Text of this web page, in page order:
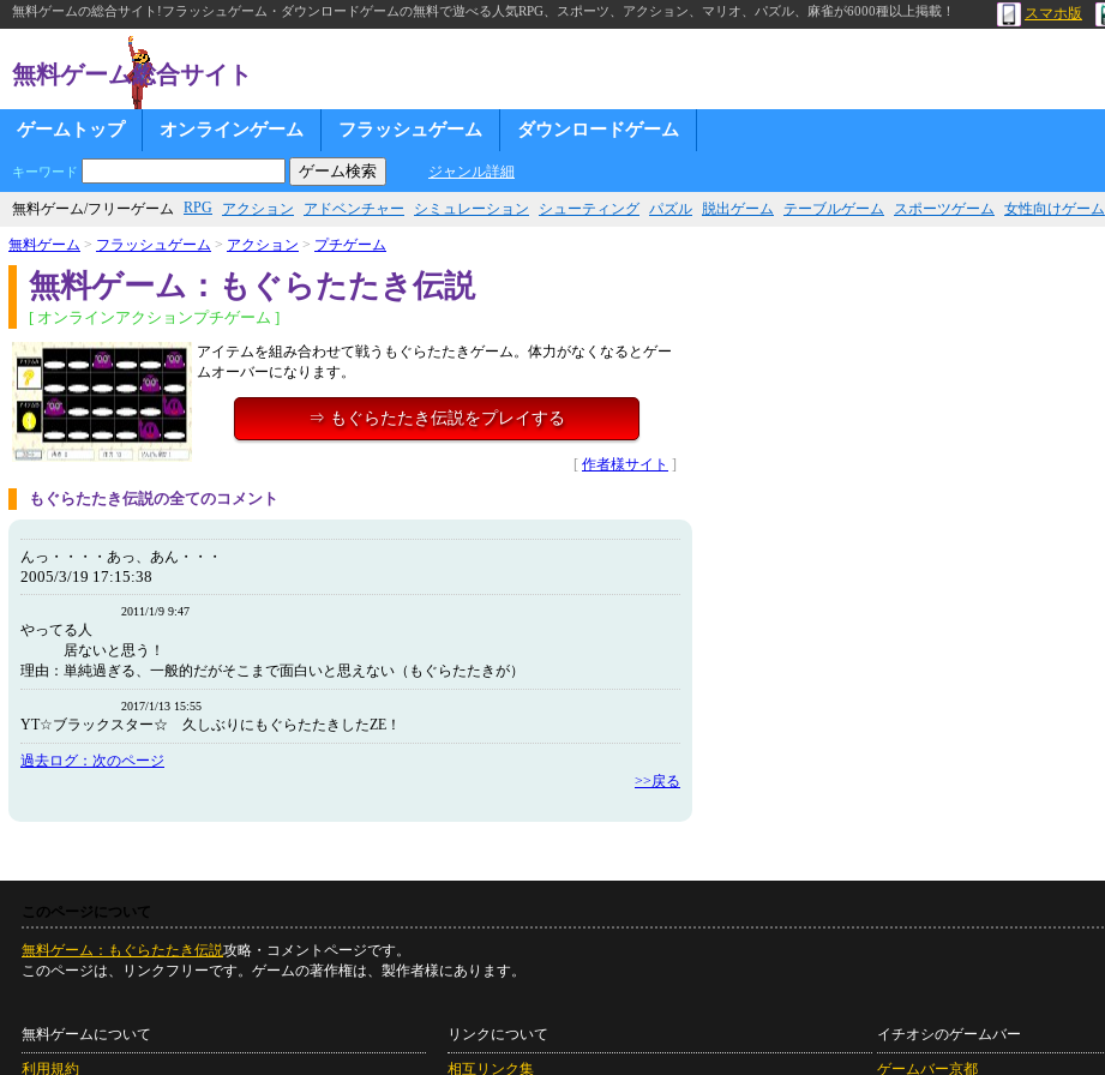
無料ゲームの総合サイト!フラッシュゲーム・ダウンロードゲームの無料で遊べる人気RPG、スポーツ、アクション、マリオ、パズル、麻雀が6000種以上掲載！ スマホ版
無料ゲーム総合サイト
ゲームトップ オンラインゲーム フラッシュゲーム ダウンロードゲーム
キーワード ジャンル詳細
無料ゲーム/フリーゲーム RPG アクション アドベンチャー シミュレーション シューティング パズル 脱出ゲーム テーブルゲーム スポーツゲーム 女性向けゲーム
無料ゲーム > フラッシュゲーム > アクション > プチゲーム
無料ゲーム：もぐらたたき伝説
[ オンラインアクションプチゲーム ]
アイテムを組み合わせて戦うもぐらたたきゲーム。体力がなくなるとゲー
ムオーバーになります。
⇒ もぐらたたき伝説をプレイする
[ 作者様サイト ]
もぐらたたき伝説の全てのコメント
んっ・・・・あっ、あん・・・
2005/3/19 17:15:38
2011/1/9 9:47
やってる人
居ないと思う！
理由：単純過ぎる、一般的だがそこまで面白いと思えない（もぐらたたきが）
2017/1/13 15:55
YT☆ブラックスター☆ 久しぶりにもぐらたたきしたZE！
過去ログ：次のページ
>>戻る
このページについて
無料ゲーム：もぐらたたき伝説攻略・コメントページです。
このページは、リンクフリーです。ゲームの著作権は、製作者様にあります。
無料ゲームについて
利用規約
リンクについて
相互リンク集
イチオシのゲームバー
ゲームバー京都